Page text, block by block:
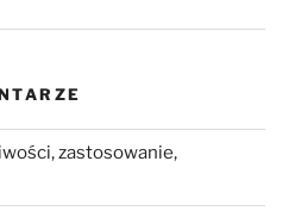
zastosowanie,